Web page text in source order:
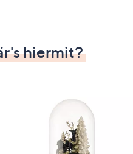
hiermit?